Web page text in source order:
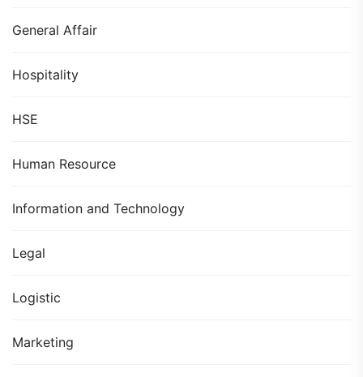
General Affair
Hospitality
HSE
Human Resource
Information and Technology
Legal
Logistic
Marketing